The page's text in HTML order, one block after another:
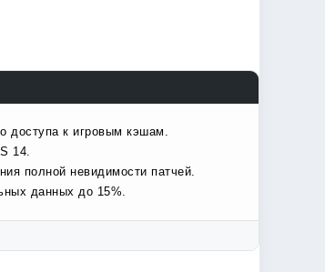
доступа к игровым кэшам.
14.
полной невидимости патчей.
данных до 15%.